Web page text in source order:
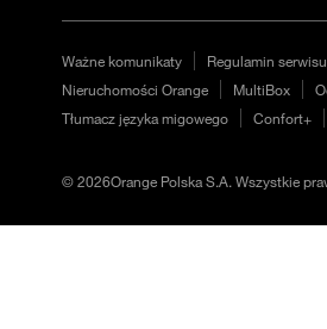
Ważne komunikaty Regulamin serwisu
Nieruchomości Orange
MultiBox
Tłumacz języka migowego
Confort+
©2026Orange Polska S.A. Wszystkie